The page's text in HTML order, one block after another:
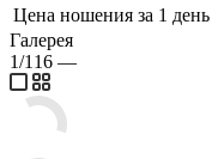
Цена ношения за 1 день
Галерея
1/116 —